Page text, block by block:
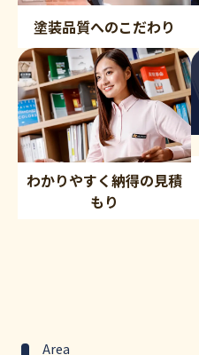
塗装品質へのこだわり
わかりやすく納得の見積
もり
Area